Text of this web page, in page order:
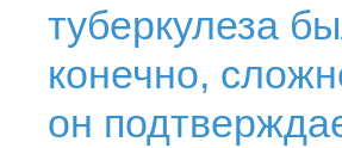
туберкулеза
конечно,
он